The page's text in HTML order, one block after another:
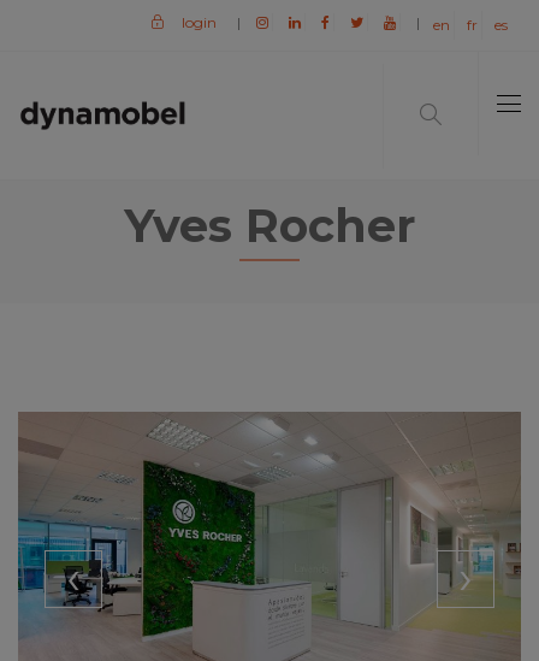
login | | en fr es
Yves Rocher
‹ ›